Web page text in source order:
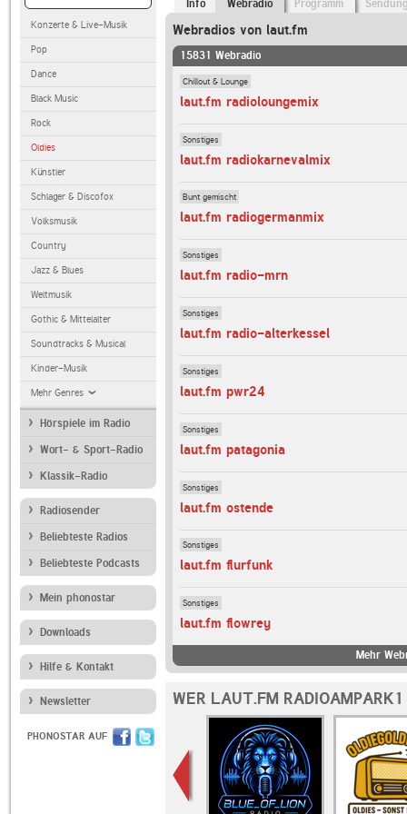
Konzerte & Live-Musik
Pop
Dance
Black Music
Rock
Oldies
Künstler
Schlager & Discofox
Volksmusik
Country
Jazz & Blues
Weltmusik
Gothic & Mittelalter
Soundtracks & Musical
Kinder-Musik
Mehr Genres
Hörspiele im Radio
Wort- & Sport-Radio
Klassik-Radio
Radiosender
Beliebteste Radios
Beliebteste Podcasts
Mein phonostar
Downloads
Hilfe & Kontakt
Newsletter
PHONOSTAR AUF
Info Webradio Programm
Webradios von laut.fm
15831 Webradio
Chillout & Lounge
laut.fm radioloungemix
Sonstiges
laut.fm radiokarnevalmix
Bunt gemischt
laut.fm radiogermanmix
Sonstiges
laut.fm radio-mrn
Sonstiges
laut.fm radio-alterkessel
Sonstiges
laut.fm pwr24
Sonstiges
laut.fm patagonia
Sonstiges
laut.fm ostende
Sonstiges
laut.fm flurfunk
Sonstiges
laut.fm flowrey
Mehr
WER LAUT.FM